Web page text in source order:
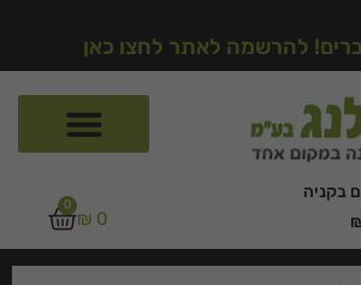
להרשמה לאתר לחצו כאן
בקניה
₪ 0
0